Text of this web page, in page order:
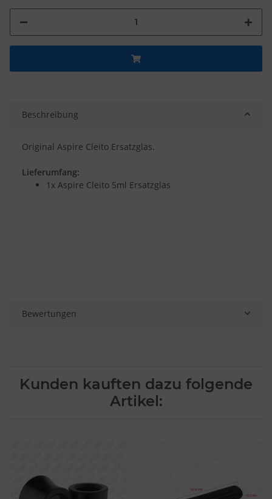
Beschreibung
Original Aspire Cleito Ersatzglas.
Lieferumfang:
1x Aspire Cleito 5ml Ersatzglas
Bewertungen
Kunden kauften dazu folgende
Artikel: